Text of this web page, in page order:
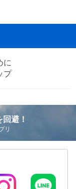
に
プ
避！
リ